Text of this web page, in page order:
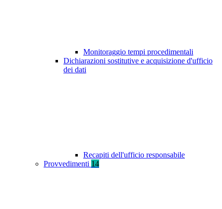
Monitoraggio tempi procedimentali
Dichiarazioni sostitutive e acquisizione d'ufficio
dei dati
Recapiti dell'ufficio responsabile
Provvedimenti 14